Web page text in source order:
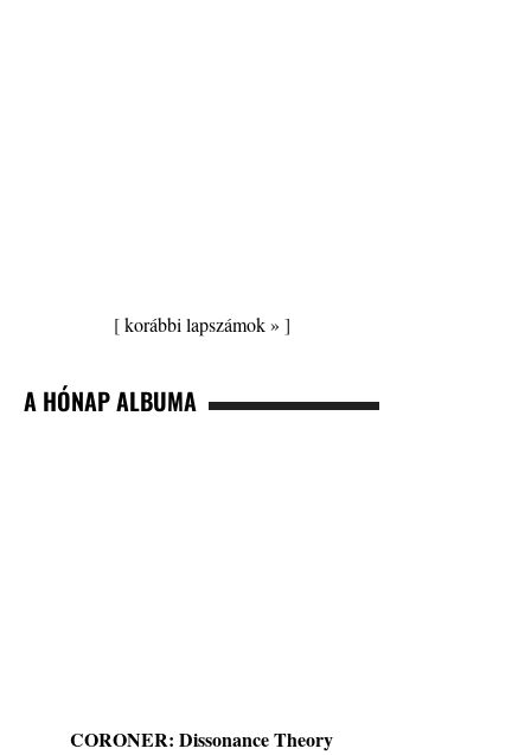
[korábbi lapszámok » ]
A HÓNAP ALBUMA
CORONER: Dissonance Theory